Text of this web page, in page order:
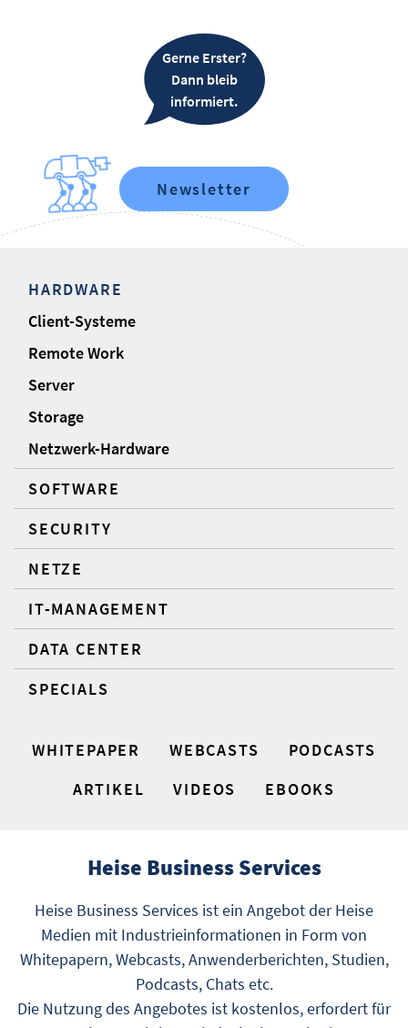
Gerne Erster?
Dann bleib
informiert.
Newsletter
HARDWARE
Client-Systeme
Remote Work
Server
Storage
Netzwerk-Hardware
SOFTWARE
SECURITY
NETZE
IT-MANAGEMENT
DATA CENTER
SPECIALS
WHITEPAPER WEBCASTS
PODCASTS
ARTIKEL
VIDEOS EBOOKS
Heise Business Services
Heise Business Services ist ein Angebot der Heise
Medien mit Industrieinformationen in Form von
Whitepapern, Webcasts, Anwenderberichten, Studien,
Podcasts, Chats etc.
Die Nutzung des Angebotes ist kostenlos, erfordert für